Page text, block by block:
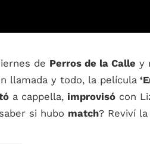
de Perros de la Calle y
llamada y todo, la película
a cappella, improvisó con
si hubo match? Reviví